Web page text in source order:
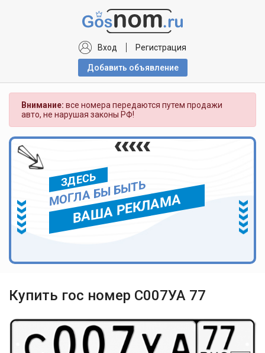
Вход Регистрация
Добавить объявлениe
Внимание: все номера передаются путем продажи
авто, не нарушая законы РФ!
ЗДЕСЬ
МОГЛА БЫ БЫТЬ
ВАША РЕКЛАМА
Купить гос номер С007УА 77